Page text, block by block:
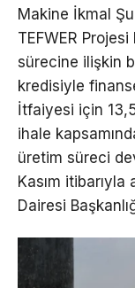
Makine İkmal
TEFWER
sürecine ilişkin
kredisiyle
İtfaiyesi için
ihale
üretim süreci
Kasım itibarıyla
Dairesi